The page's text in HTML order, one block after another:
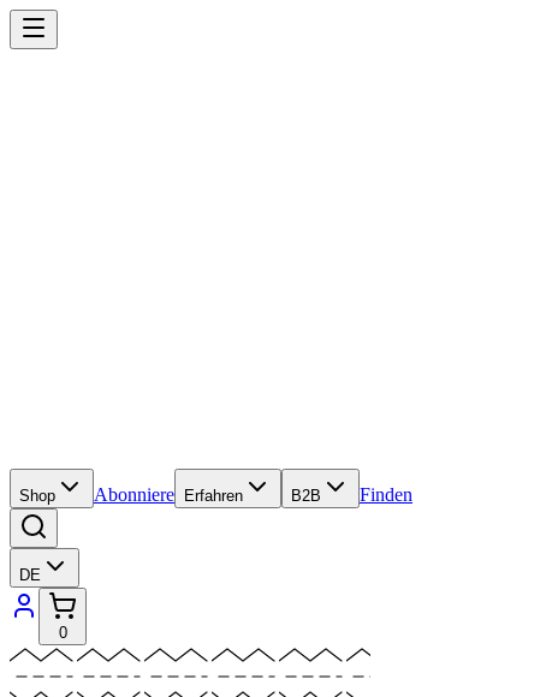
Shop Abonniere Erfahren B2B Finden
DE
0